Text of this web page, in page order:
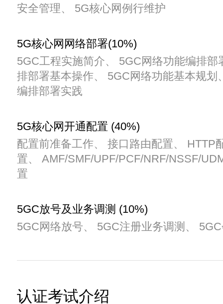
安全管理、 5G核心网例行维护
5G核心网网络部署(10%)
5GC工程实施简介、 5GC网络功能编排部
排部署基本操作、 5GC网络功能基本规划
编排部署实践
5G核心网开通配置 (40%)
配置前准备工作、 接口路由配置、 HTTP
置、 AMF/SMF/UPF/PCF/NRF/NSSF/
置
5GC放号及业务调测 (10%)
5GC网络放号、 5GC注册业务调测、
认证考试介绍